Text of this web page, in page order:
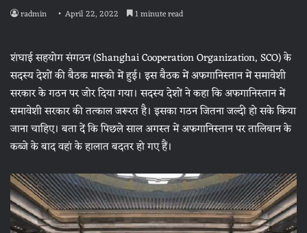
radmin April 22, 2022 1 minute read
शंघाई सहयोग संगठन (Shanghai Cooperation Organization, SCO) के
सदस्य देशों की बैठक मास्को में हुई। इस बैठक में अफगानिस्तान में समावेशी
सरकार के गठन पर जोर दिया गया। सदस्य देशों ने कहा कि अफगानिस्तान में
समावेशी सरकार की तत्काल जरूरत है। इसका गठन जितना जल्दी हो सके किया
जाना चाहिए। बता दें कि पिछले साल अगस्त में अफगानिस्तान पर तालिबान के
कब्जे के बाद वहां के हालात बदतर हो गए हैं।